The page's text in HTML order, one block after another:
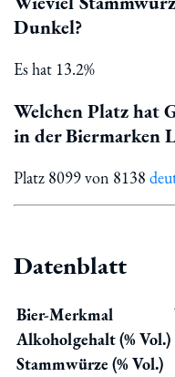
Dunkel?
Es hat 13.2%
Welchen Platz hat
in der Biermarken
Platz 8099 von 8138
Datenblatt
Bier-Merkmal
Alkoholgehalt (% Vol.)
Stammwürze (% Vol.)